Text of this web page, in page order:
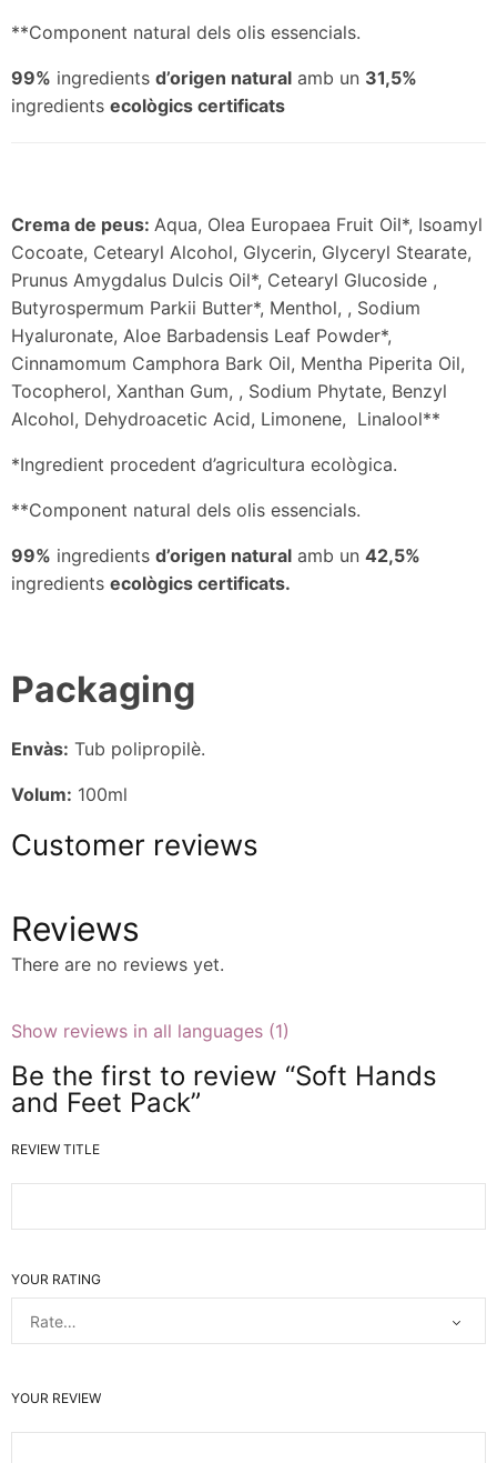
**Component natural dels olis essencials.
99% ingredients d’origen natural amb un 31,5%
ingredients ecològics certificats
Crema de peus: Aqua, Olea Europaea Fruit Oil*, Isoamyl
Cocoate, Cetearyl Alcohol, Glycerin, Glyceryl Stearate,
Prunus Amygdalus Dulcis Oil*, Cetearyl Glucoside ,
Butyrospermum Parkii Butter*, Menthol, , Sodium
Hyaluronate, Aloe Barbadensis Leaf Powder*,
Cinnamomum Camphora Bark Oil, Mentha Piperita Oil,
Tocopherol, Xanthan Gum, , Sodium Phytate, Benzyl
Alcohol, Dehydroacetic Acid, Limonene, Linalool**
*Ingredient procedent d’agricultura ecològica.
**Component natural dels olis essencials.
99% ingredients d’origen natural amb un 42,5%
ingredients ecològics certificats.
Packaging
Envàs: Tub polipropilè.
Volum: 100ml
Customer reviews
Reviews
There are no reviews yet.
Show reviews in all languages (1)
Be the first to review “Soft Hands
and Feet Pack”
REVIEW TITLE
YOUR RATING
YOUR REVIEW